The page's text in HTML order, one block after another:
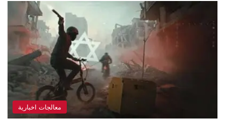
معالجات اخبارية